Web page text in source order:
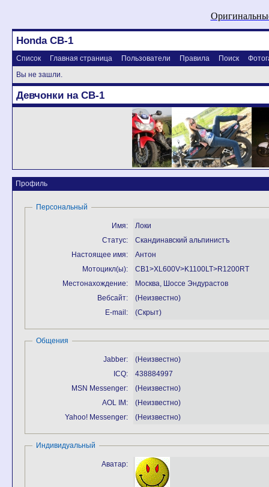
Honda CB-1
Список Главная страница Пользователи Правила Поиск
Вы не зашли.
Девчонки на CB-1
Профиль
Персональный
Имя:
Локи
Статус:
Скандинавский альпинистъ
Настоящее имя:
Антон
Мотоцикл(ы):
CB1>XL600V>K1100LT>R1200RT
Местонахождение:
Москва, Шоссе Эндурастов
Вебсайт:
(Неизвестно)
E-mail:
(Скрыт)
Общения
Jabber:
(Неизвестно)
ICQ:
438884997
MSN Messenger:
(Неизвестно)
AOL IM:
(Неизвестно)
Yahoo! Messenger:
(Неизвестно)
Индивидуальный
Аватар: